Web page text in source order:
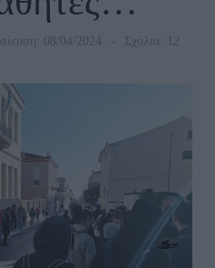
08/04/2024 Σχόλια: 12